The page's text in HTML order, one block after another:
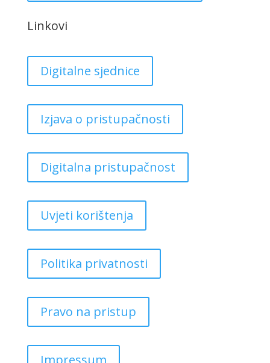
Linkovi
Digitalne sjednice
Izjava o pristupačnosti
Digitalna pristupačnost
Uvjeti korištenja
Politika privatnosti
Pravo na pristup
Impressum